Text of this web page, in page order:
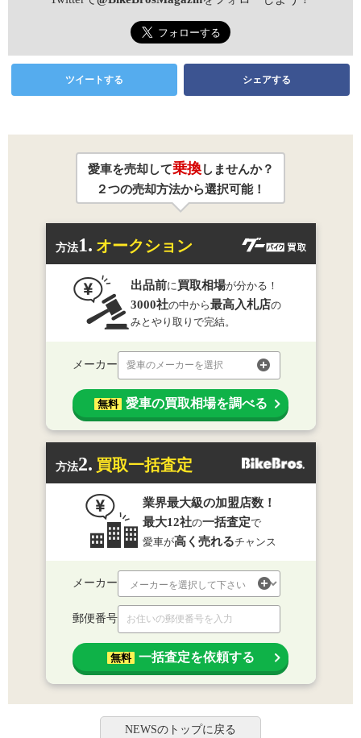
ツイートする シェアする
愛車を売却して乗換しませんか？
２つの売却方法から選択可能！
方法1. オークション
出品前に 買取相場が分かる！
3000社の中から最高入札店の
みとやり取りで完結。
メーカー 愛車のメーカーを選択
無料 愛車の買取相場を調べる
方法2. 買取一括査定
業界最大級の加盟店数！
最大12社の一括査定で
愛車が高く売れるチャンス
メーカー
郵便番号
無料 一括査定を依頼する
NEWSのトップに戻る